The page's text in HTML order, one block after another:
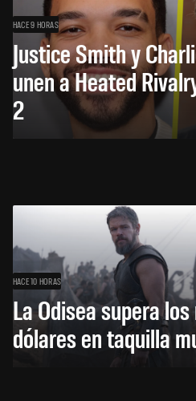
HACE 9 HORAS
Justice Smith y
unen a Heated
2
HACE 10 HORAS
La Odisea supera
dólares en taquilla